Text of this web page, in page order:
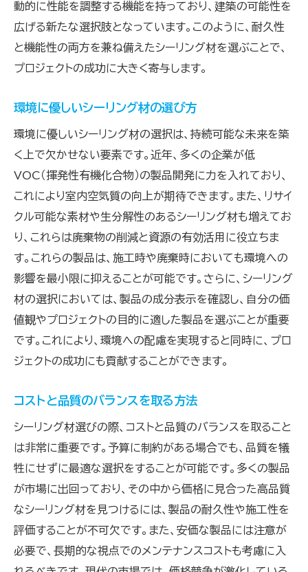
動的に性能を調整する機能を持っており、建築の可能性を
広げる新たな選択肢となっています。このように、耐久性
と機能性の両方を兼ね備えたシーリング材を選ぶことで、
プロジェクトの成功に大きく寄与します。
環境に優しいシーリング材の選び方
環境に優しいシーリング材の選択は、持続可能な未来を築
く上で欠かせない要素です。近年、多くの企業が低
VOC（揮発性有機化合物）の製品開発に力を入れており、
これにより室内空気質の向上が期待できます。また、リサイ
クル可能な素材や生分解性のあるシーリング材も増えてお
り、これらは廃棄物の削減と資源の有効活用に役立ちま
す。これらの製品は、施工時や廃棄時においても環境への
影響を最小限に抑えることが可能です。さらに、シーリング
材の選択においては、製品の成分表示を確認し、自分の価
値観やプロジェクトの目的に適した製品を選ぶことが重要
です。これにより、環境への配慮を実現すると同時に、プロ
ジェクトの成功にも貢献することができます。
コストと品質のバランスを取る方法
シーリング材選びの際、コストと品質のバランスを取ること
は非常に重要です。予算に制約がある場合でも、品質を犠
牲にせずに最適な選択をすることが可能です。多くの製品
が市場に出回っており、その中から価格に見合った高品質
なシーリング材を見つけるには、製品の耐久性や施工性を
評価することが不可欠です。また、安価な製品には注意が
必要で、長期的な視点でのメンテナンスコストも考慮に入